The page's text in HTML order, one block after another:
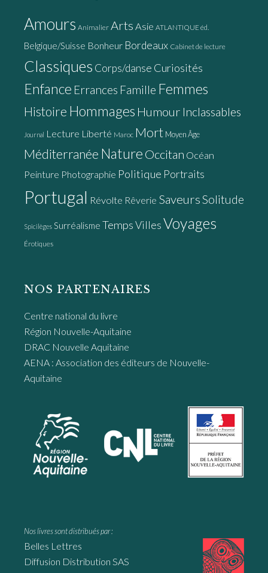
Amours Animalier Arts Asie ATLANTIQUE éd.
Belgique/Suisse Bonheur Bordeaux Cabinet de lecture
Classiques Corps/danse Curiosités
Enfance Errances Famille Femmes
Histoire Hommages Humour Inclassables
Journal Lecture Liberté Maroc Mort Moyen Âge
Méditerranée Nature Occitan Océan
Peinture Photographie Politique Portraits
Portugal Révolte Rêverie Saveurs Solitude
Spicilèges Surréalisme TempsVillesVoyages
Érotiques
NOS PARTENAIRES
Centre national du livre
Région Nouvelle-Aquitaine
DRAC Nouvelle Aquitaine
AENA : Association des éditeurs de Nouvelle-
Aquitaine
Nos livres sont distribués par :
Belles Lettres
Diffusion Distribution SAS